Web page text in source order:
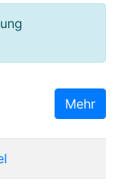
Mehr